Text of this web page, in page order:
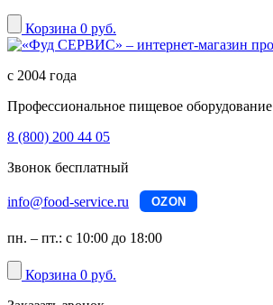
Корзина 0 руб.
с 2004 года
Профессиональное пищевое оборудование
8 (800) 200 44 05
Звонок бесплатный
info@food-service.ru OZON
пн. – пт.: с 10:00 до 18:00
Корзина 0 руб.